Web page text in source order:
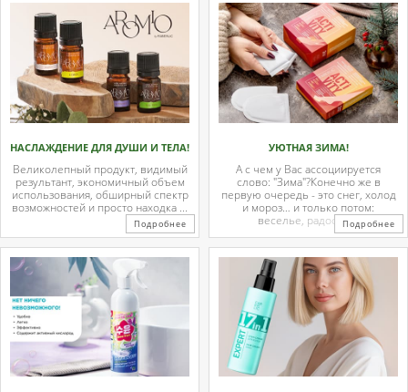
НАСЛАЖДЕНИЕ ДЛЯ ДУШИ И ТЕЛА!
Великолепный продукт, видимый
результант, экономичный объем
использования, обширный спектр
возможностей и просто находка ...
Подробнее
УЮТНАЯ ЗИМА!
А с чем у Вас ассоциируется
слово: "Зима"?Конечно же в
первую очередь - это снег, холод
и мороз… и только потом:
веселье, радость ...Подробнее